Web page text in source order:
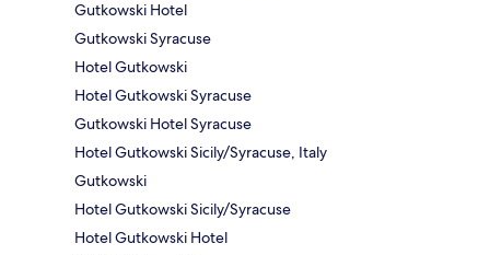
Gutkowski Hotel
Gutkowski Syracuse
Hotel Gutkowski
Hotel Gutkowski Syracuse
Gutkowski Hotel Syracuse
Hotel Gutkowski Sicily/Syracuse, Italy
Gutkowski
Hotel Gutkowski Sicily/Syracuse
Hotel Gutkowski Hotel